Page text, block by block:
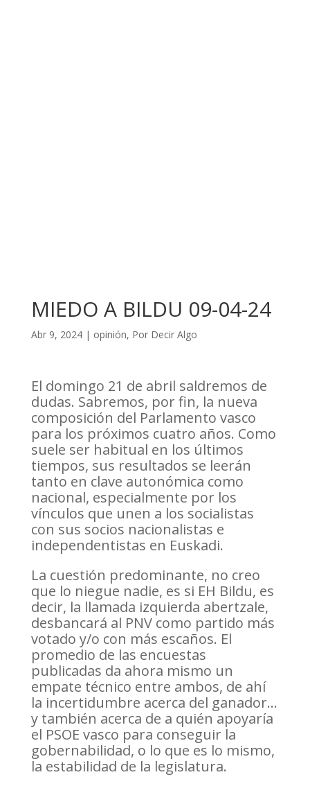
MIEDO A BILDU 09-04-24
Abr 9, 2024| opinión, Por Decir Algo
El domingo 21 de abril saldremos de
dudas. Sabremos, por fin, la nueva
composición del Parlamento vasco
para los próximos cuatro años. Como
suele ser habitual en los últimos
tiempos, sus resultados se leerán
tanto en clave autonómica como
nacional, especialmente por los
vínculos que unen a los socialistas
con sus socios nacionalistas e
independentistas en Euskadi.
La cuestión predominante, no creo
que lo niegue nadie, es si EH Bildu, es
decir, la llamada izquierda abertzale,
desbancará al PNV como partido más
votado y/o con más escaños. El
promedio de las encuestas
publicadas da ahora mismo un
empate técnico entre ambos, de ahí
la incertidumbre acerca del ganador…
y también acerca de a quién apoyaría
el PSOE vasco para conseguir la
gobernabilidad, o lo que es lo mismo,
la estabilidad de la legislatura.